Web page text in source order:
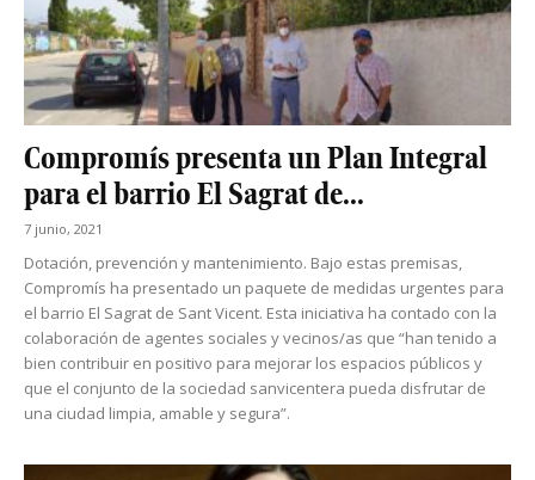
Compromís presenta un Plan Integral
para el barrio El Sagrat de...
7 junio, 2021
Dotación, prevención y mantenimiento. Bajo estas premisas,
Compromís ha presentado un paquete de medidas urgentes para
el barrio El Sagrat de Sant Vicent. Esta iniciativa ha contado con la
colaboración de agentes sociales y vecinos/as que “han tenido a
bien contribuir en positivo para mejorar los espacios públicos y
que el conjunto de la sociedad sanvicentera pueda disfrutar de
una ciudad limpia, amable y segura”.